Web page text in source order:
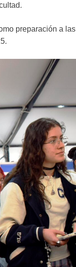
preparación a las